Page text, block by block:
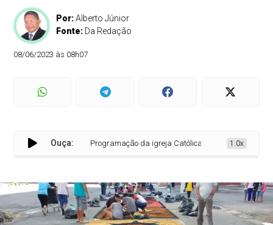
Por:Alberto Júnior
Fonte: Da Redação
08/06/2023 às 08h07
Ouça:Programação da igreja Católica para celebração de
1.0x